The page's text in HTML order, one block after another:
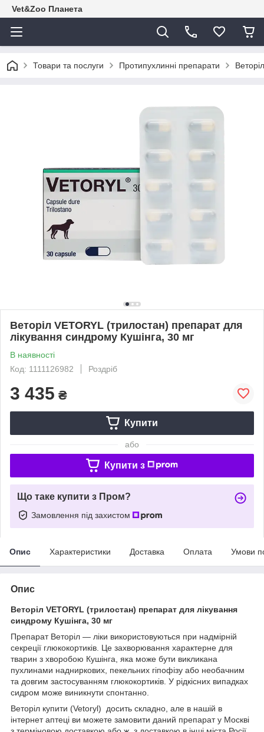
Vet&Zoo Планета
Товари та послуги Протипухлинні препарати
Веторіл VETORYL (трилостан) препарат для
лікування синдрому Кушінга, 30 мг
В наявності
Код: 1111126982
Роздріб
3 435 ₴
Купити
або
Купити з
Що таке купити з Пром?
Замовлення під захистом
Опис Характеристики Доставка Оплата Умови
Опис
Веторіл VETORYL (трилостан) препарат для лікування
синдрому Кушінга, 30 мг
Препарат Веторіл — ліки використовуються при надмірній
секреції глюкокортиків. Це захворювання характерне для
тварин з хворобою Кушінга, яка може бути викликана
пухлинами надниркових, пекельних гіпофізу або необачним
та довгим застосуванням глюкокортиків. У рідкісних випадках
сидром може виникнути спонтанно.
Веторіл купити (Vetoryl) досить складно, але в нашій в
інтернет аптеці ви можете замовити даний препарат у Москві